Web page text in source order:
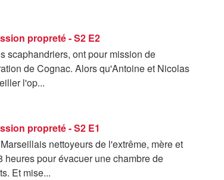
propreté - S2 E2
scaphandriers, ont pour mission de
de Cognac. Alors qu'Antoine et Nicolas
l'op...
propreté - S2 E1
nettoyeurs de l'extrême, mère et
heures pour évacuer une chambre de
Et mise...